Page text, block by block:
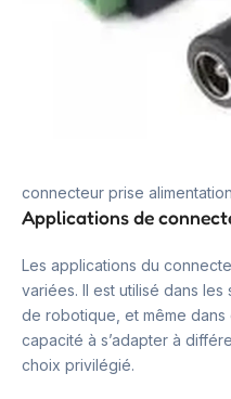
connecteur prise alimentation
Applications de
Les applications du
variées. Il est utilisé dans les
de robotique, et même dans
capacité à s’adapter à
choix privilégié.